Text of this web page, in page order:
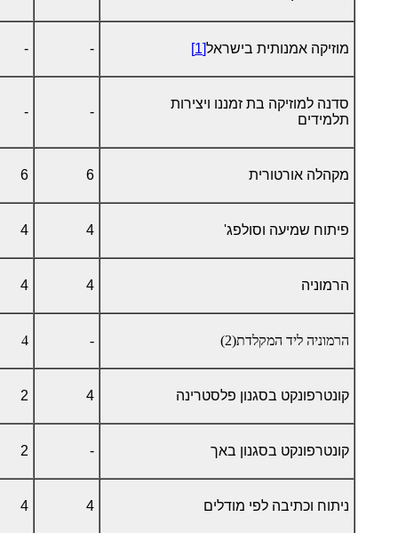
מוזיקה אמנותית בישראל[1]
-
-
סדנה למוזיקה בת זמננו ויצירות
תלמידים
-
-
מקהלה אורטורית 6
6
פיתוח שמיעה וסולפג' 4
4
הרמוניה 4
4
הרמוניה ליד המקלדת(2) -
4
קונטרפונקט בסגנון פלסטרינה 4
2
קונטרפונקט בסגנון באך -
2
ניתוח וכתיבה לפי מודלים 4
4